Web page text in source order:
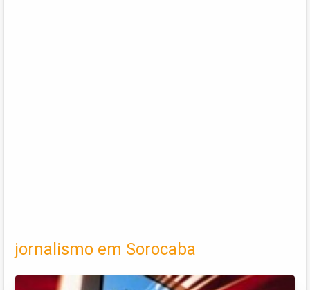
jornalismo em Sorocaba